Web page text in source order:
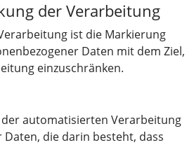
der Verarbeitung
ist die Markierung
Daten mit dem Ziel,
einzuschränken.
automatisierten Verarbeitung
die darin besteht, dass